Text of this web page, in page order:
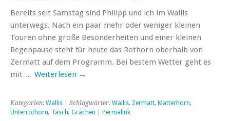
Bereits seit Samstag sind Philipp und ich im Wallis
unterwegs. Nach ein paar mehr oder weniger kleinen
Touren ohne große Besonderheiten und einer kleinen
Regenpause steht für heute das Rothorn oberhalb von
Zermatt auf dem Programm. Bei bestem Wetter geht es
mit … Weiterlesen →
Kategorien: Wallis | Schlagwörter: Wallis, Zermatt, Matterhorn,
Unterrothorn, Täsch, Grächen Permalink